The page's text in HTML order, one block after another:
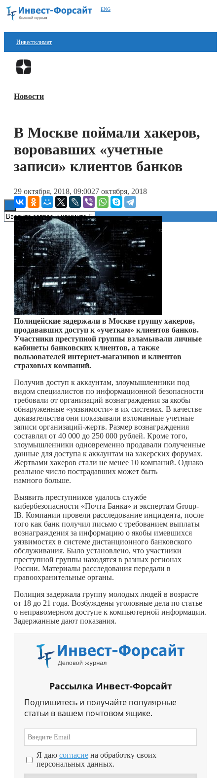
ENG
Инвестклимат
Финансы
Блокчейн
Новости
В Москве поймали хакеров,
воровавших «учетные
записи» клиентов банков
29 октября, 2018, 09:0027 октября, 2018
Полицейские задержали в Москве группу хакеров,
продававших доступ к «учеткам» клиентов банков.
Участники преступной группы взламывали личные
кабинеты банковских клиентов, а также
пользователей интернет-магазинов и клиентов
страховых компаний.
Получив доступ к аккаунтам, злоумышленники под
видом специалистов по информационной безопасности
требовали от организаций вознаграждения за якобы
обнаруженные «уязвимости» в их системах. В качестве
доказательства они показывали взломанные учетные
записи организаций-жертв. Размер вознаграждения
составлял от 40 000 до 250 000 рублей. Кроме того,
злоумышленники одновременно продавали полученные
данные для доступа к аккаунтам на хакерских форумах.
Жертвами хакеров стали не менее 10 компаний. Однако
реальное число пострадавших может быть
намного больше.
Выявить преступников удалось службе
кибербезопасности «Почта Банка» и экспертам Group-
IB. Компании провели расследование инцидента, после
того как банк получил письмо с требованием выплаты
вознаграждения за информацию о якобы имевшихся
уязвимостях в системе дистанционного банковского
обслуживания. Было установлено, что участники
преступной группы находятся в разных регионах
России. Материалы расследования передали в
правоохранительные органы.
Полиция задержала группу молодых людей в возрасте
от 18 до 21 года. Возбуждены уголовные дела по статье
о неправомерном доступе к компьютерной информации.
Задержанные дают показания.
Рассылка Инвест-Форсайт
Подпишитесь и получайте популярные
статьи в вашем почтовом ящике.
Я даю согласие на обработку своих
персональных данных.